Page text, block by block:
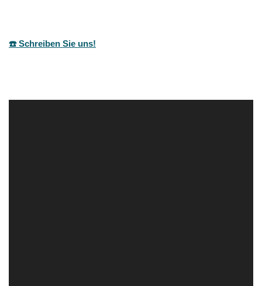
☎️ Schreiben Sie uns!